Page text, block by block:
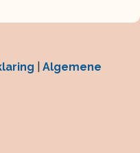
Algemene